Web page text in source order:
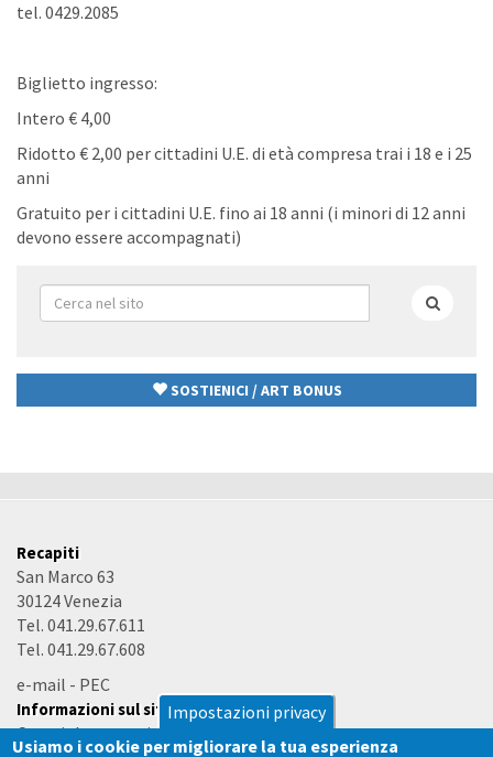
Impostazioni privacy
Usiamo i cookie per migliorare la tua esperienza
tel. 0429.2085
Biglietto ingresso:
Intero € 4,00
Ridotto € 2,00 per cittadini U.E. di età compresa trai i 18 e i 25
anni
Gratuito per i cittadini U.E. fino ai 18 anni (i minori di 12 anni
devono essere accompagnati)
Form
di
SOSTIENICI / ART BONUS
Recapiti
San Marco 63
30124 Venezia
Tel. 041.29.67.611
Tel. 041.29.67.608
e-mail - PEC
Informazioni sul sito
Copyright e termini d'uso